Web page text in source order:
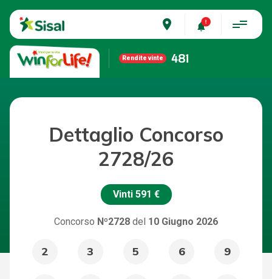
place
Rendite vinte 481
Dettaglio Concorso
2728/26
Vinti 591 €
Concorso Nº2728 del 10 Giugno 2026
2 3 5 6 9